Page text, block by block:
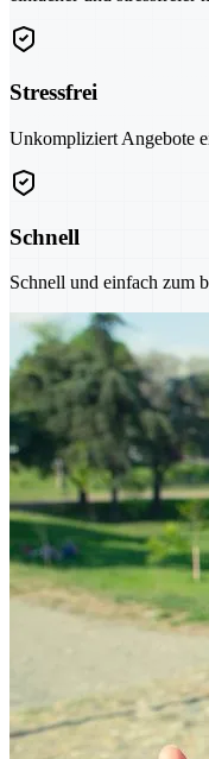
Stressfrei
Unkompliziert Angebote
Schnell
Schnell und einfach zum